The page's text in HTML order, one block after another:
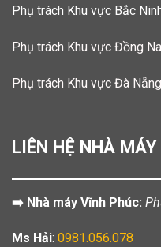
Phụ trách Khu vực Bắc
Phụ trách Khu vực Đồng
Phụ trách Khu vực Đà
LIÊN HỆ NHÀ MÁY
➡️ Nhà máy Vĩnh Phúc:
Ms Hải: 0981.056.078